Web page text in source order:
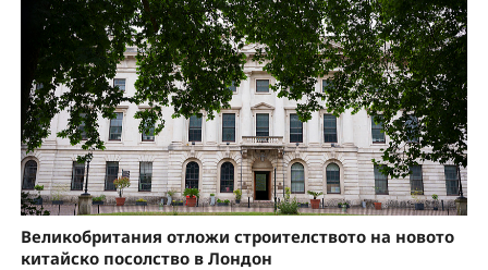
Великобритания отложи строителството на новото
китайско посолство в Лондон